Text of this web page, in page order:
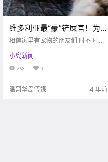
维多利亚最“豪”铲屎官！为
了纪念和猫主子结缘，大手
相信家里有宠物的朋友们 时不时都
伙儿往自己怀里蹭 眼睛里满怀期待
求抱抱的时候 感觉全世界都可以给
小岛新闻
262 0
温哥华岛传媒 4 年前